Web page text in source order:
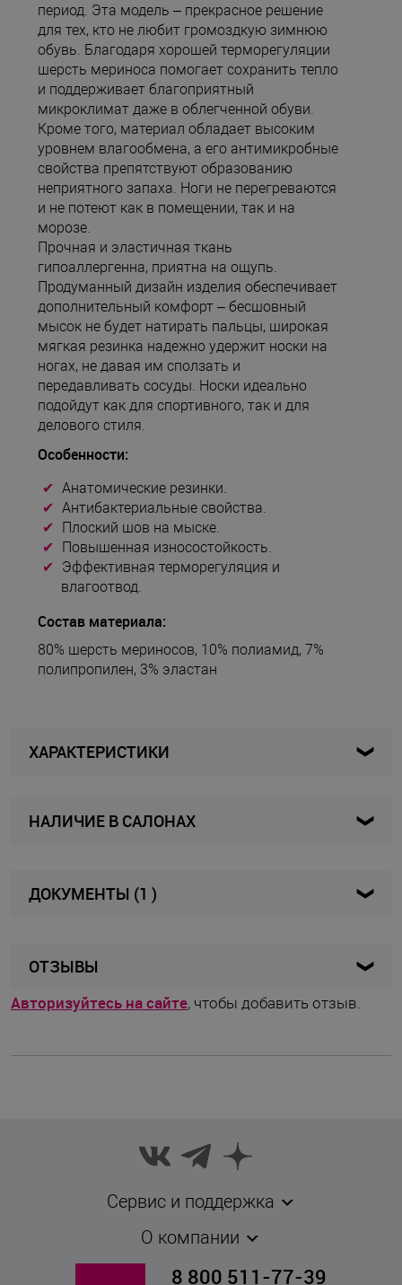
период. Эта модель – прекрасное решение
для тех, кто не любит громоздкую зимнюю
обувь. Благодаря хорошей терморегуляции
шерсть мериноса помогает сохранить тепло
и поддерживает благоприятный
микроклимат даже в облегченной обуви.
Кроме того, материал обладает высоким
уровнем влагообмена, а его антимикробные
свойства препятствуют образованию
неприятного запаха. Ноги не перегреваются
и не потеют как в помещении, так и на
морозе.
Прочная и эластичная ткань
гипоаллергенна, приятна на ощупь.
Продуманный дизайн изделия обеспечивает
дополнительный комфорт – бесшовный
мысок не будет натирать пальцы, широкая
мягкая резинка надежно удержит носки на
ногах, не давая им сползать и
передавливать сосуды. Носки идеально
подойдут как для спортивного, так и для
делового стиля.
Особенности:
Анатомические резинки.
Антибактериальные свойства.
Плоский шов на мыске.
Повышенная износостойкость.
Эффективная терморегуляция и
влагоотвод.
Состав материала:
80% шерсть мериносов, 10% полиамид, 7%
полипропилен, 3% эластан
ХАРАКТЕРИСТИКИ
Артикул 1FMW/ 9MMRU 39-41 черный
НАЛИЧИЕ В САЛОНАХ
ДОКУМЕНТЫ (1 )
ОТЗЫВЫ
Авторизуйтесь на сайте, чтобы добавить отзыв.
Сервис и поддержка
О компании
8 800 511-77-39